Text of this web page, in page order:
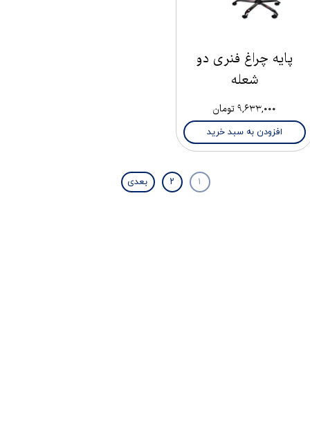
پایه چراغ فنری دو
شعله
۹,۶۳۳,۰۰۰ تومان
افزودن به سبد خرید
۱ ۲ بعدی